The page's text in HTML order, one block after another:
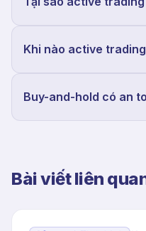
Khi nào active
Buy-and-hold có an
Bài viết liên